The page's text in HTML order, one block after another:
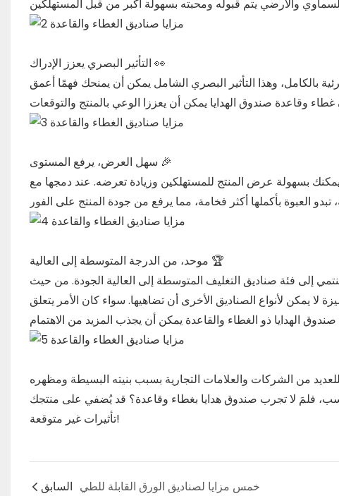
التأثير البصري يعزز الإدراك 👀
بالكامل، وهذا التأثير البصري الشامل يمكن أن يمنحك فهمًا أعمق
سهل العرض، يرفع المستوى 🎉
بسهولة عرض المنتج للمستهلكين وزيادة تعرضه. عند دمجها مع
موحد، من الدرجة المتوسطة إلى العالية 🏆
إلى فئة صناديق التغليف المتوسطة إلى العالية الجودة. من حيث
يمكن لأنواع الصناديق الأخرى أن تضاهيها. سواء كان الأمر يتعلق
من الشركات والعلامات التجارية بسبب بنيته البسيطة ومظهره
فلمَ لا تجرب صندوق هدايا بغطاء وقاعدة؟ قد يُضفي على منتجك
تأثيرات غير متوقعة!
السابق خمس مزايا لصناديق الورق القابلة للطي